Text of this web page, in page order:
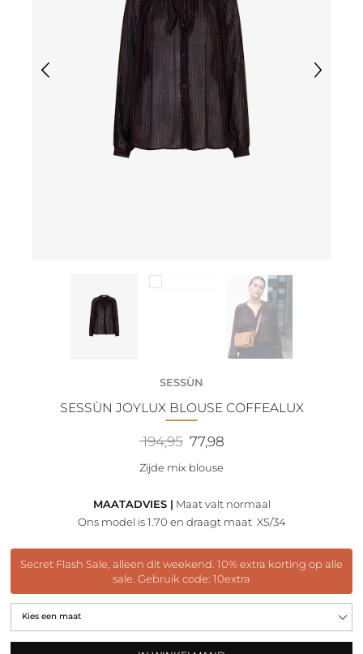
SESSÙN
SESSÙN JOYLUX BLOUSE COFFEALUX
194,95 Oorspronkelijke
prijs
was:
77,98Huidige
Zijde mix blouse
MAATADVIES | Maat valt normaal
Ons model is 1.70 en draagt maat XS/34
Secret Flash Sale, alleen dit weekend. 10% extra korting op alle
sale. Gebruik code: 10extra